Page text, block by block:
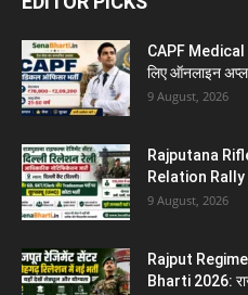
CAPF
लिए ऑनलाइन
9 August, 2026
Rajputana
Relation Rally
9 August, 2026
Rajput
Bharti 2026: